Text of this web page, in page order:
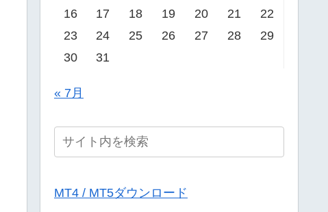
16
17 18 19 20 21
22
23
24 25 26 27 28
29
30
31
« 7月
MT4 / MT5ダウンロード